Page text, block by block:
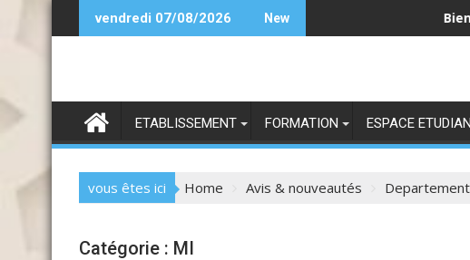
to
vendredi 07/08/2026 New
ETABLISSEMENT FORMATION ESPACE
vous êtes ici Home Avis & nouveautés
Catégorie : MI